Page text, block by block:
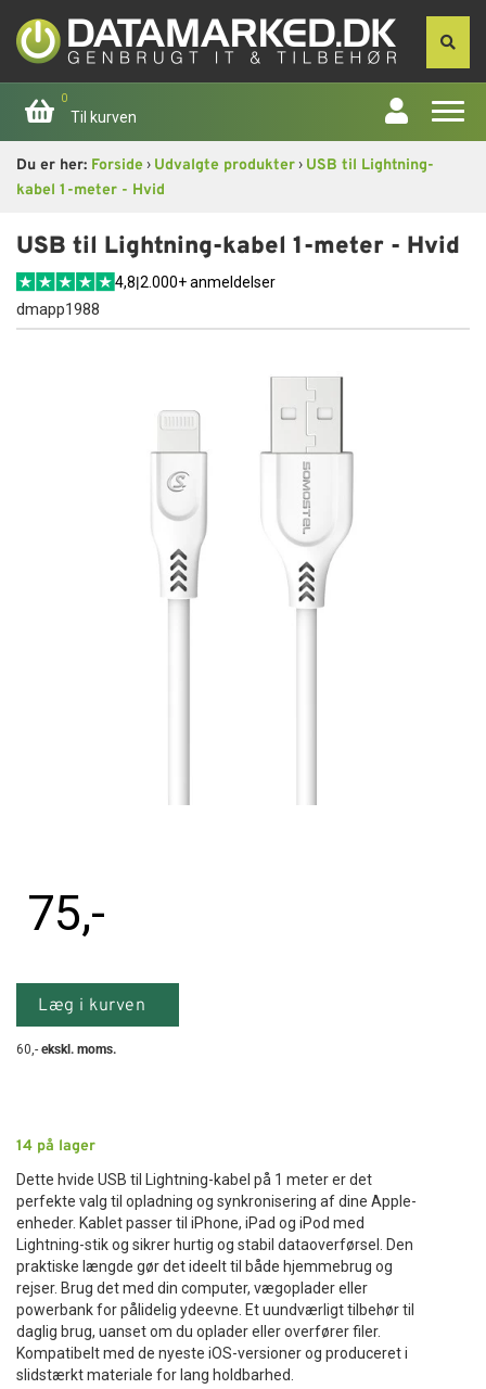
0
Til kurven
Forside
Apple
Computer
Du er her: Forside› Udvalgte produkter› USB til Lightning-
kabel 1-meter - Hvid
USB til Lightning-kabel 1-meter - Hvid
4,8|2.000+ anmeldelser
dmapp1988
14 på lager
Dette hvide USB til Lightning-kabel på 1 meter er det
perfekte valg til opladning og synkronisering af dine Apple-
enheder. Kablet passer til iPhone, iPad og iPod med
Lightning-stik og sikrer hurtig og stabil dataoverførsel. Den
praktiske længde gør det ideelt til både hjemmebrug og
rejser. Brug det med din computer, vægoplader eller
powerbank for pålidelig ydeevne. Et uundværligt tilbehør til
daglig brug, uanset om du oplader eller overfører filer.
Kompatibelt med de nyeste iOS-versioner og produceret i
slidstærkt materiale for lang holdbarhed.
75,-
Læg i kurven
60,- ekskl. moms.